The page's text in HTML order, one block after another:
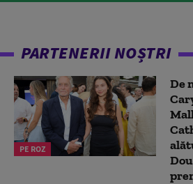
PARTENERII NOȘTRI
PE ROZ
De